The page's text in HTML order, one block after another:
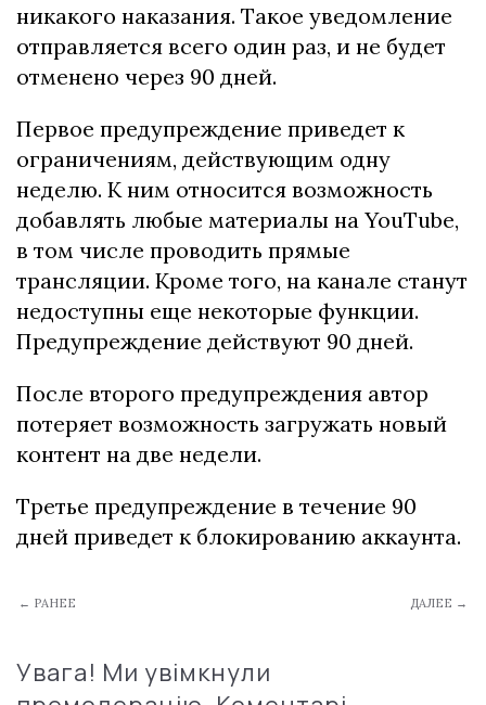
никакого наказания. Такое уведомление
отправляется всего один раз, и не будет
отменено через 90 дней.
Первое предупреждение приведет к
ограничениям, действующим одну
неделю. К ним относится возможность
добавлять любые материалы на YouTube,
в том числе проводить прямые
трансляции. Кроме того, на канале станут
недоступны еще некоторые функции.
Предупреждение действуют 90 дней.
После второго предупреждения автор
потеряет возможность загружать новый
контент на две недели.
Третье предупреждение в течение 90
дней приведет к блокированию аккаунта.
← РАНЕЕ ДАЛЕЕ →
Увага! Ми увімкнули